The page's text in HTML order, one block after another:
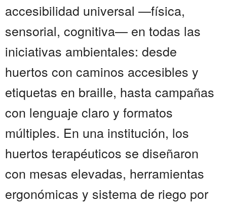
accesibilidad universal —física,
sensorial, cognitiva— en todas las
iniciativas ambientales: desde
huertos con caminos accesibles y
etiquetas en braille, hasta campañas
con lenguaje claro y formatos
múltiples. En una institución, los
huertos terapéuticos se diseñaron
con mesas elevadas, herramientas
ergonómicas y sistema de riego por